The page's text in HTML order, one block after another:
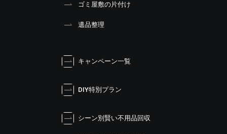
ゴミ屋敷の片付け
遺品整理
キャンペーン一覧
DIY特別プラン
シーン別賢い不用品回収